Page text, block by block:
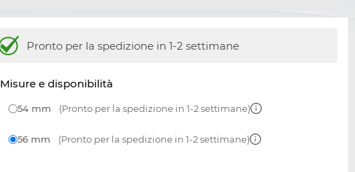
Pronto per la spedizione in 1-2 settimane
Misure e disponibilità
54 mm (Pronto per la spedizione in 1-2 settimane)
56 mm (Pronto per la spedizione in 1-2 settimane)